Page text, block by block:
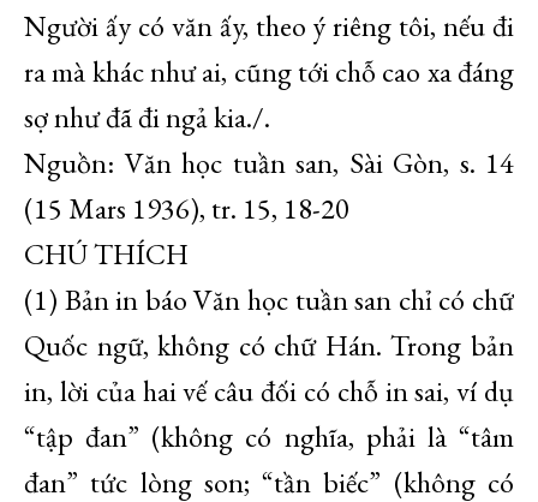
Người ấy có văn ấy, theo ý riêng tôi, nếu đi
ra mà khác như ai, cũng tới chỗ cao xa đáng
sợ như đã đi ngả kia./.
Nguồn: Văn học tuần san, Sài Gòn, s. 14
(15 Mars 1936), tr. 15, 18-20
CHÚ THÍCH
(1) Bản in báo Văn học tuần san chỉ có chữ
Quốc ngữ, không có chữ Hán. Trong bản
in, lời của hai vế câu đối có chỗ in sai, ví dụ
“tập đan” (không có nghĩa, phải là “tâm
đan” tức lòng son; “tần biếc” (không có